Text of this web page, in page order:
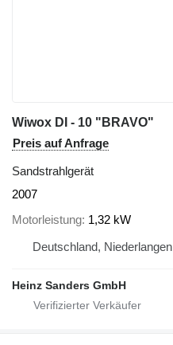
Wiwox DI - 10 "BRAVO"
Preis auf Anfrage
Sandstrahlgerät
2007
Motorleistung 1,32 kW
Deutschland, Niederlangen
Heinz Sanders GmbH